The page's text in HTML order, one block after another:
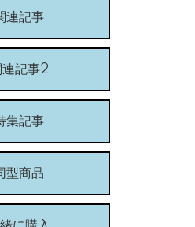
連記事
連記事2
集記事
型商品